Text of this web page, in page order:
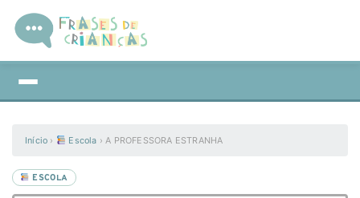
Início › Escola ›A PROFESSORA ESTRANHA
ESCOLA